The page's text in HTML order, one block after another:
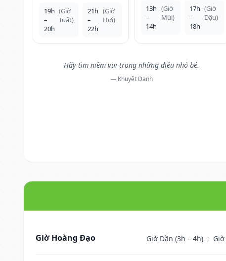
19h
–
20h
(Giờ
Tuất)
21h
–
22h
(Giờ
Hợi)
13h
–
14h
(Giờ
Mùi)
17h
–
18h
(Giờ
Dậu)
Hãy tìm niềm vui trong những điều nhỏ bé.
— Khuyết Danh
Giờ Hoàng Đạo Giờ Dần (3h – 4h) ;